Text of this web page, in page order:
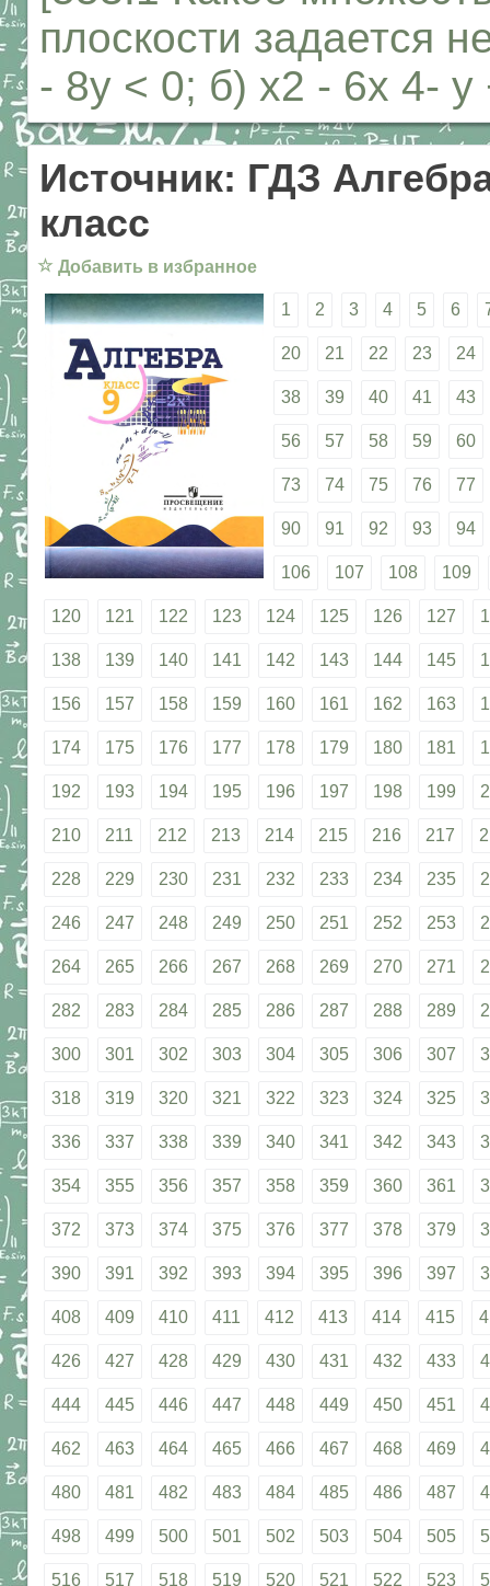
плоскости задается
- 8у < 0; б) х2 - 6х 4- у
Источник: ГДЗ
класс
☆ Добавить в избранное
1 2 3 4 5 6
20 21 22 23 24
38 39 40 41 43
56 57 58 59 60
73 74 75 76 77
90 91 92 93 94
106 107 108 109
120 121 122 123 124 125 126 127
138 139 140 141 142 143 144 145
156 157 158 159 160 161 162 163
174 175 176 177 178 179 180 181
192 193 194 195 196 197 198 199
210 211 212 213 214 215 216 217
228 229 230 231 232 233 234 235
246 247 248 249 250 251 252 253
264 265 266 267 268 269 270 271
282 283 284 285 286 287 288 289
300 301 302 303 304 305 306 307
318 319 320 321 322 323 324 325
336 337 338 339 340 341 342 343
354 355 356 357 358 359 360 361
372 373 374 375 376 377 378 379
390 391 392 393 394 395 396 397
408 409 410 411 412 413 414 415
426 427 428 429 430 431 432 433
444 445 446 447 448 449 450 451
462 463 464 465 466 467 468 469
480 481 482 483 484 485 486 487
498 499 500 501 502 503 504 505
516 517 518 519 520 521 522 523